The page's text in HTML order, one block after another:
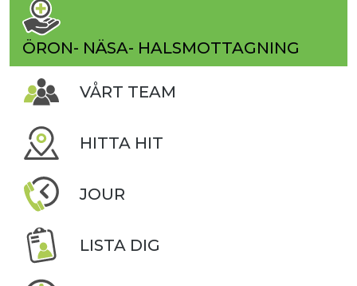
ÖRON- NÄSA- HALSMOTTAGNING
VÅRT TEAM
HITTA HIT
JOUR
LISTA DIG